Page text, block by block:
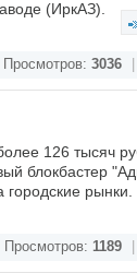
(ИркАЗ).
Просмотров: 3036
126 тысяч
блокбастер
рынки.
Просмотров: 1189